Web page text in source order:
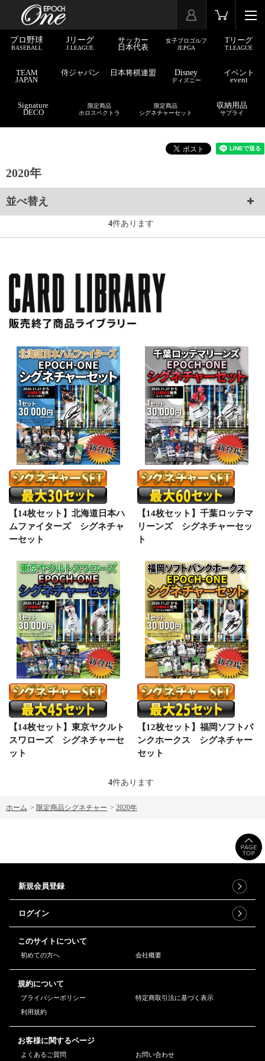
プロ野球
BASEBALL
Jリーグ
J.LEAGUE
サッカー
日本代表
女子プロゴルフ
JLPGA
Tリーグ
T.LEAGUE
TEAM
JAPAN
侍ジャパン 日本将棋連盟 Disney
ディズニー
イベント
event
Signature
DECO
限定商品
ホロスペクトラ
限定商品
シグネチャーセット
収納用品
サプライ
2020年
並べ替え
4件あります
【14枚セット】北海道日本ハ
ムファイターズ シグネチャ
ーセット
【14枚セット】千葉ロッテマ
リーンズ シグネチャーセッ
ト
【14枚セット】東京ヤクルト
スワローズ シグネチャーセ
ット
【12枚セット】福岡ソフトバ
ンクホークス シグネチャー
セット
4件あります
ホーム > 限定商品シグネチャー > 2020年
新規会員登録
ログイン
このサイトについて
初めての方へ 会社概要
規約について
プライバシーポリシー
特定商取引法に基づく表示
利用規約
お客様に関するページ
よくあるご質問 お問い合わせ